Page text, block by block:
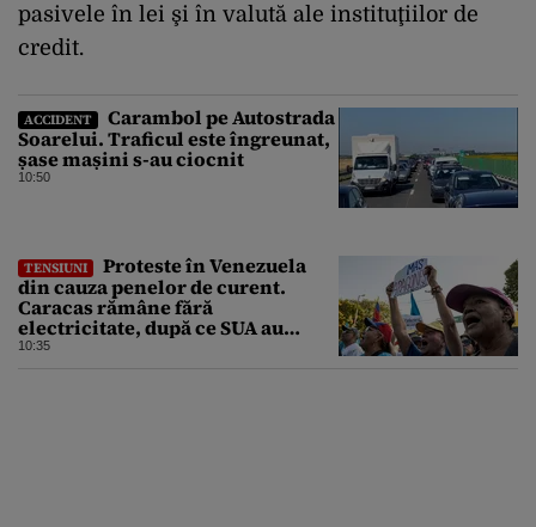
pasivele în lei şi în valută ale instituţiilor de
credit.
ACCIDENT
Carambol pe Autostrada
Soarelui. Traficul este îngreunat,
șase mașini s-au ciocnit
10:50
TENSIUNI
Proteste în Venezuela
din cauza penelor de curent.
Caracas rămâne fără
electricitate, după ce SUA au
promis modernizarea rețelei
10:35